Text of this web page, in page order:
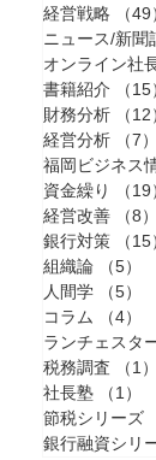
経営戦略
（49
ニュース/新聞
オンライン社
書籍紹介
（15
財務分析
（12
経営分析
（7）
福岡ビジネス
資金繰り
（19
経営改善
（8）
銀行対策
（15
組織論
（5）
人間学
（5）
コラム
（4）
ランチェスタ
税務調査
（1）
社長塾
（1）
節税シリーズ
銀行融資シリ